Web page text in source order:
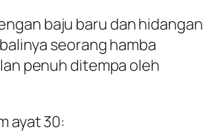
baju baru dan hidangan
seorang hamba
penuh ditempa oleh
ayat 30: